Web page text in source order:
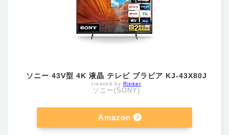
ソニー 43V型 4K 液晶 テレビ ブラビア KJ-43X80J
created byRinker
ソニー(SONY)
Amazon